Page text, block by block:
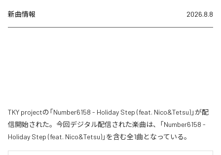
新曲情報 2026.8.8
TKY projectの「Number6158 - Holiday Step (feat. Nico&Tetsu)」が配
信開始された。今回デジタル配信された楽曲は、「Number6158 -
Holiday Step (feat. Nico&Tetsu)」を含む全1曲となっている。